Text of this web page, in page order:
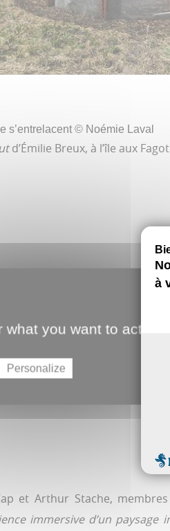
de l’étang de Clermont.
d’Émilie Breux, à l’île aux
et Arthur Stache,
immersive d’un paysage
you want to activate
Personalize